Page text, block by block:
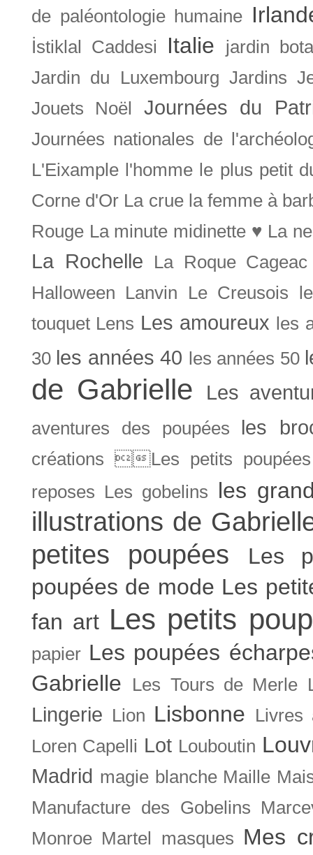
de paléontologie humaine
İstiklal Caddesi Italie
jardin
Jardin du Luxembourg Jardins
Jouets Noël
Journées du
Journées nationales de
L'Eixample l'homme le plus petit
Corne d'Or La crue la femme à
Rouge La minute midinette ♥ La
La Rochelle
La Roque Cageac
Halloween
Lanvin Le Creusois
touquet Lens Les amoureux les
30 les années 40 les années 50
de Gabrielle Les
aventures des poupées les
créations Les petits
reposes Les gobelins les
illustrations de
petites poupées
Les
poupées de mode Les
fan art Les petits
papier Les poupées
Gabrielle
Les Tours de Merle
Lingerie Lion Lisbonne
Livres
Loren Capelli Lot Louboutin
Madrid magie blanche Maille
Manufacture des Gobelins
Monroe Martel masques Mes